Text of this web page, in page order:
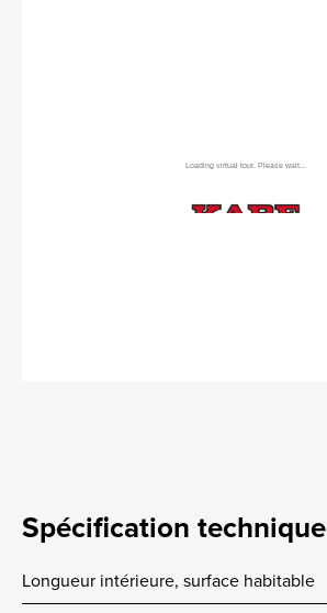
Spécification technique
Longueur intérieure, surface habitable